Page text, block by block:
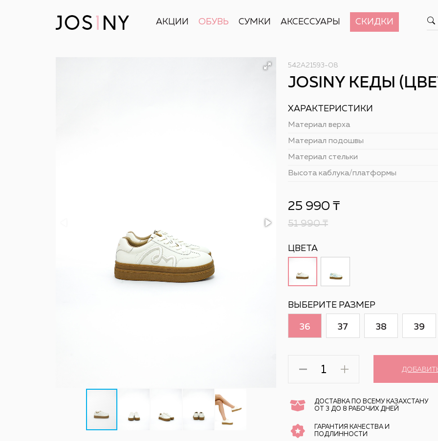
АКЦИИ ОБУВЬ СУМКИ АКСЕССУАРЫ СКИДКИ
542A21593-08
JOSINY КЕДЫ
ХАРАКТЕРИСТИКИ
Материал верха
Материал подошвы
Материал стельки
Высота каблука/платформы
25 990 ₸
51 990₸
ЦВЕТА
ВЫБЕРИТЕ РАЗМЕР
36 37 38 39
ДОСТАВКА ПО ВСЕМУ КАЗАХСТАНУ
ОТ 3 ДО 8 РАБОЧИХ ДНЕЙ
ГАРАНТИЯ КАЧЕСТВА И
ПОДЛИННОСТИ